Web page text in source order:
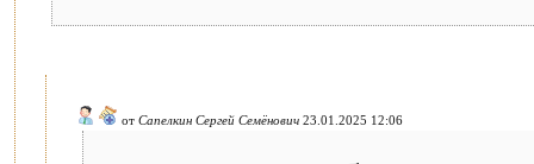
от Сапелкин Сергей Семёнович 23.01.2025 12:06